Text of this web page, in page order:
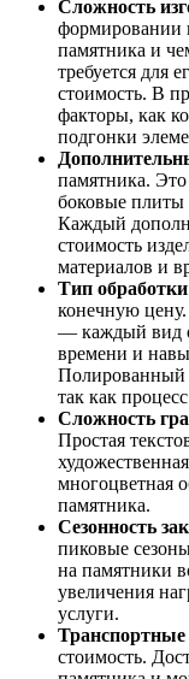
Сложность
формировании
памятника и
требуется для
стоимость. В
факторы, как
подгонки
памятника.
боковые плиты
Каждый
стоимость
материалов и
Тип
конечную
— каждый вид
времени и
Полированный
так как
Сложность
Простая
многоцветная
памятника.
Сезонность
пиковые
на памятники
увеличения
услуги.
Транспортные
стоимость.